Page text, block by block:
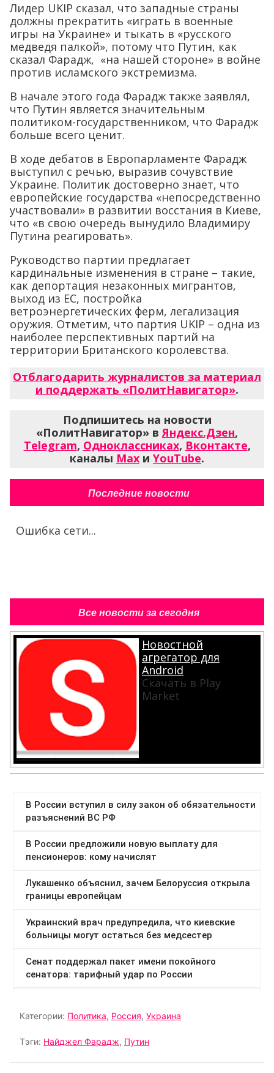
Лидер UKIP сказал, что западные страны
должны прекратить «играть в военные
игры на Украине» и тыкать в «русского
медведя палкой», потому что Путин, как
сказал Фарадж, «на нашей стороне» в войне
против исламского экстремизма.
В начале этого года Фарадж также заявлял,
что Путин является значительным
политиком-государственником, что Фарадж
больше всего ценит.
В ходе дебатов в Европарламенте Фарадж
выступил с речью, выразив сочувствие
Украине. Политик достоверно знает, что
европейские государства «непосредственно
участвовали» в развитии восстания в Киеве,
что «в свою очередь вынудило Владимиру
Путина реагировать».
Руководство партии предлагает
кардинальные изменения в стране – такие,
как депортация незаконных мигрантов,
выход из ЕС, постройка
ветроэнергетических ферм, легализация
оружия. Отметим, что партия UKIP – одна из
наиболее перспективных партий на
территории Британского королевства.
Отблагодарить журналистов за материал
и поддержать «ПолитНавигатор».
Подпишитесь на новости
«ПолитНавигатор» вЯндекс.Дзен,
Telegram, Одноклассниках, Вконтакте,
каналы Max и YouTube.
Последние новости
Ошибка сети...
Все новости за сегодня
Новостной
агрегатор для
Android
Скачать в Play
Market
Категории: Политика, Россия, Украина
Тэги: Найджел Фарадж, Путин